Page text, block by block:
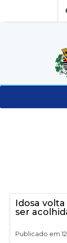
Idosa
ser
Publicado em